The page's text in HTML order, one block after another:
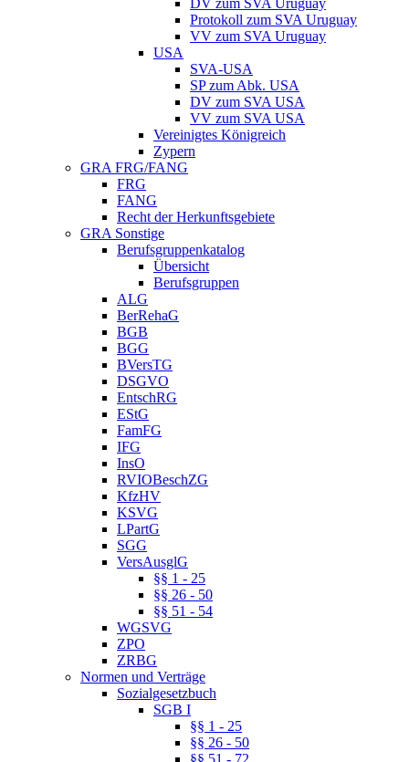
Protokoll zum SVA Uruguay
VV zum SVA Uruguay
USA
SVA-USA
SP zum Abk. USA
DV zum SVA USA
VV zum SVA USA
Vereinigtes Königreich
Zypern
GRA FRG/FANG
FRG
FANG
Recht der Herkunftsgebiete
GRA Sonstige
Berufsgruppenkatalog
Übersicht
Berufsgruppen
ALG
BerRehaG
BGB
BGG
BVersTG
DSGVO
EntschRG
EStG
FamFG
IFG
InsO
RVIOBeschZG
KfzHV
KSVG
LPartG
SGG
VersAusglG
§§ 1 - 25
§§ 26 - 50
§§ 51 - 54
WGSVG
ZPO
ZRBG
Normen und Verträge
Sozialgesetzbuch
SGB I
§§ 1 - 25
§§ 26 - 50
§§ 51 - 72